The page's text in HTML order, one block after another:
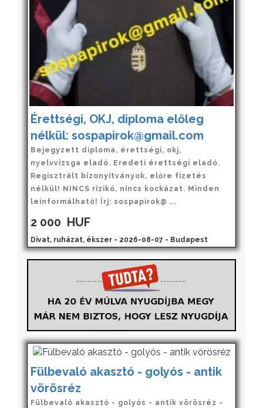
Érettségi, OKJ, diploma előleg
nélkül: sospapirok@gmail.com
Bejegyzett diploma, érettségi, okj,
nyelvvizsga eladó. Eredeti érettségi eladó.
Regisztrált bizonyítványok, előre fizetés
nélkül! NINCS rizikó, nincs kockázat. Minden
leinformálható! Írj: sospapirok@ ...
2 000 HUF
Divat, ruházat, ékszer - 2026-08-07 - Budapest
Fülbevaló akasztó - golyós - antik
vörösréz
Fülbevaló akasztó - golyós - antik vörösréz -